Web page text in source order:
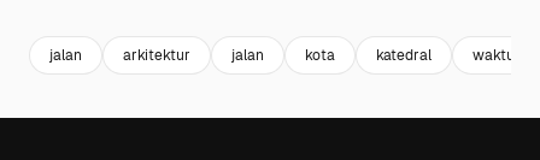
jalan arkitektur jalan kota katedral waktu